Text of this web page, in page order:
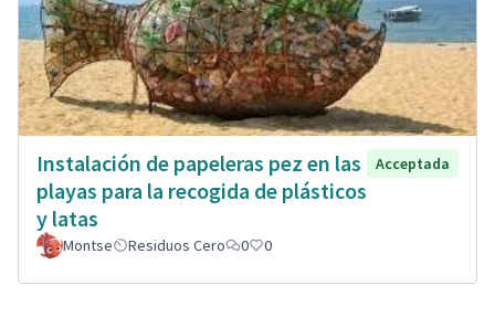
Instalación de papeleras pez en las
playas para la recogida de plásticos
y latas
Acceptada
Montse Residuos Cero 0 0